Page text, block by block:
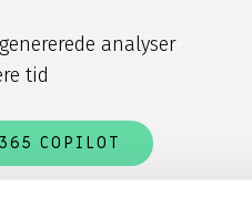
analyser
tid
COPILOT